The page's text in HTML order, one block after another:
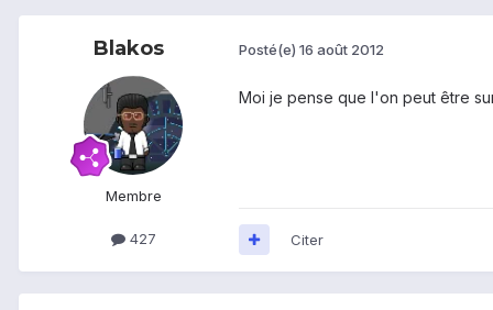
Blakos
Membre
427
Posté(e) 16 août 2012
Moi je pense que l'on peut être
Citer